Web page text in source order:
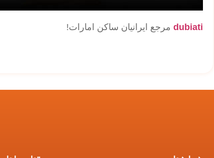
dubiati مرجع ایرانیان ساکن امارات!